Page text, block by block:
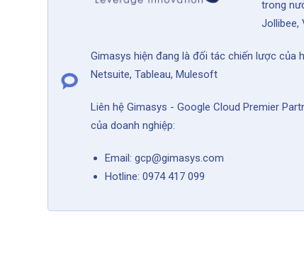
trong
Jollibee,
Gimasys hiện đang là đối tác chiến lược của
Netsuite, Tableau, Mulesoft
Liên hệ Gimasys - Google Cloud Premier
của doanh nghiệp:
Email: gcp@gimasys.com
Hotline: 0974 417 099